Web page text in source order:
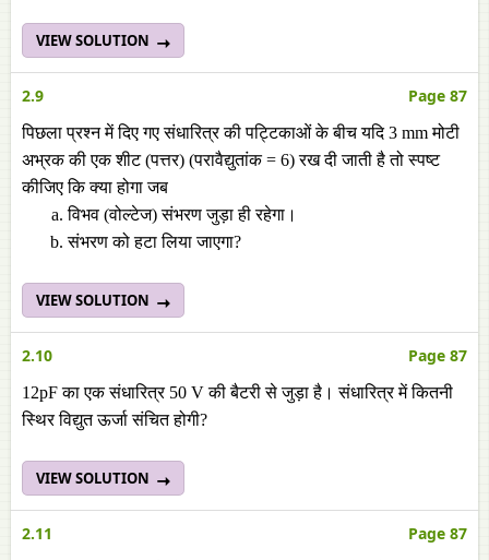
VIEW SOLUTION
2.9 Page 87
पिछला प्रश्न में दिए गए संधारित्र की पट्टिकाओं के बीच यदि 3 mm मोटी
अभ्रक की एक शीट (पत्तर) (परावैद्युतांक = 6) रख दी जाती है तो स्पष्ट
कीजिए कि क्या होगा जब
विभव (वोल्टेज) संभरण जुड़ा ही रहेगा।
संभरण को हटा लिया जाएगा?
VIEW SOLUTION
2.10 Page 87
12pF का एक संधारित्र 50 V की बैटरी से जुड़ा है। संधारित्र में कितनी
स्थिर विद्युत ऊर्जा संचित होगी?
VIEW SOLUTION
2.11 Page 87